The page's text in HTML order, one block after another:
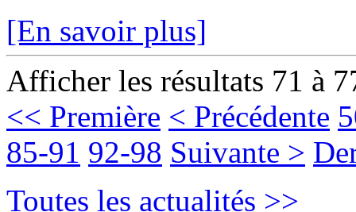
[En savoir plus]
Afficher les résultats 71 à
<< Première < Précédente
85-91 92-98 Suivante >
Toutes les actualités >>